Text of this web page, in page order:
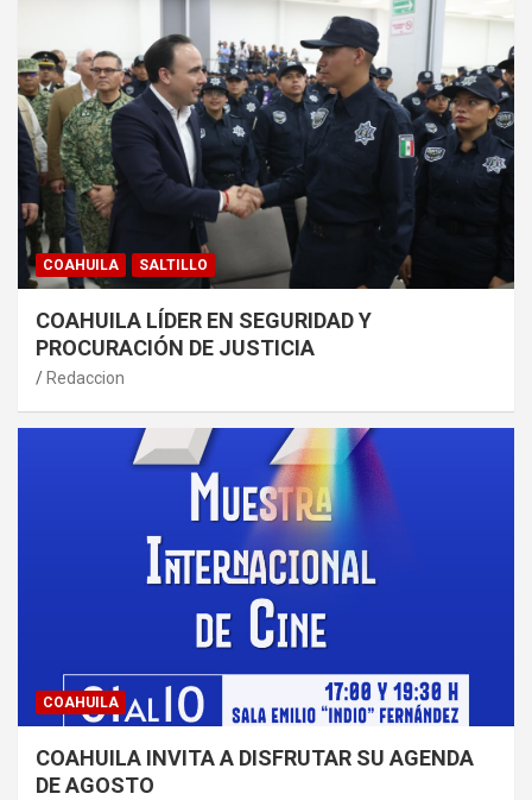
COAHUILA SALTILLO
COAHUILA LÍDER EN SEGURIDAD Y
PROCURACIÓN DE JUSTICIA
Redaccion
COAHUILA
COAHUILA INVITA A DISFRUTAR SU AGENDA
DE AGOSTO